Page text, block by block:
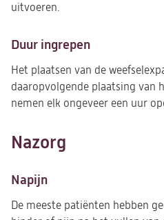
uitvoeren.
Duur ingrepen
Het plaatsen van de
daaropvolgende plaatsing van
nemen elk ongeveer een uur
Nazorg
Napijn
De meeste patiënten hebben